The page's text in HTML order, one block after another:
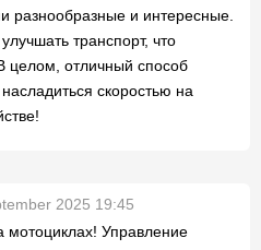
разнообразные и интересные.
транспорт, что
целом, отличный способ
скоростью на
2025 19:45
мотоциклах! Управление